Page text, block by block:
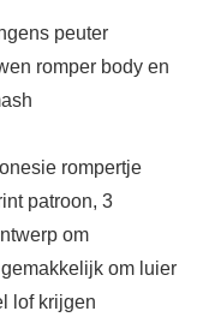
peuter
romper body en
rompertje
patroon, 3
om
om luier
lof krijgen